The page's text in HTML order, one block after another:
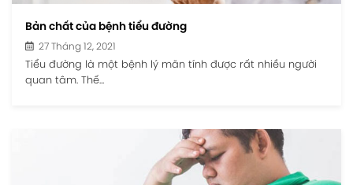
Bản chất của bệnh tiểu đường
27 Tháng 12, 2021
Tiểu đường là một bệnh lý mãn tính được rất nhiều người
quan tâm. Thế...